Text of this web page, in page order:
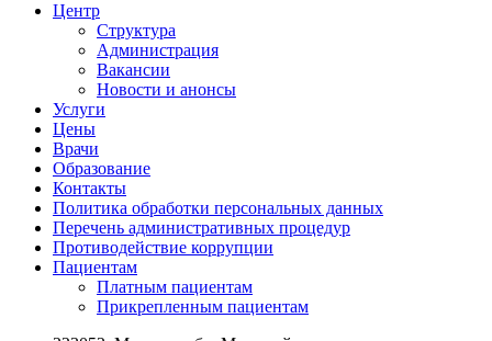
Центр
Структура
Администрация
Вакансии
Новости и анонсы
Услуги
Цены
Врачи
Образование
Контакты
Политика обработки персональных данных
Перечень административных процедур
Противодействие коррупции
Пациентам
Платным пациентам
Прикрепленным пациентам